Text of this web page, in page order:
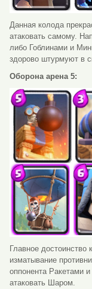
Данная колода
атаковать самому.
либо Гоблинами и
здорово штурмуют в
Оборона арена 5:
Главное достоинство
изматывание
оппонента Ракетами
атаковать Шаром.